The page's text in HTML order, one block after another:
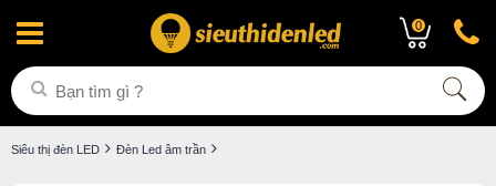
0
Siêu thị đèn LED Đèn Led âm trần